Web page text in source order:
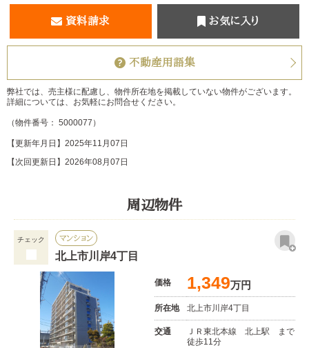
資料請求 お気に入り
不動産用語集
弊社では、売主様に配慮し、物件所在地を掲載していない物件がございます。
詳細については、お気軽にお問合せください。
（物件番号： 5000077）
【更新年月日】2025年11月07日
【次回更新日】2026年08月07日
周辺物件
チェック マンション
北上市川岸4丁目
価格 1,349万円
所在地 北上市川岸4丁目
交通
ＪＲ東北本線 北上駅 まで
徒歩11分